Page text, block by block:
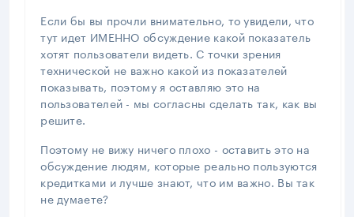
Если бы вы прочли внимательно, то увидели, что
тут идет ИМЕННО обсуждение какой показатель
хотят пользователи видеть. С точки зрения
технической не важно какой из показателей
показывать, поэтому я оставляю это на
пользователей - мы согласны сделать так, как вы
решите.
Поэтому не вижу ничего плохо - оставить это на
обсуждение людям, которые реально пользуются
кредитками и лучше знают, что им важно. Вы так
не думаете?